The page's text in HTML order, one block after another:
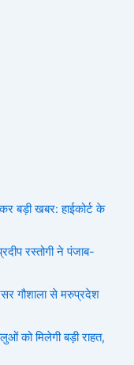
बड़ी खबर: हाईकोर्ट के
रस्तोगी ने पंजाब-
गौशाला से मरुप्रदेश
को मिलेगी बड़ी राहत,